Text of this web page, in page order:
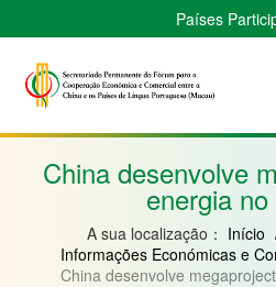
Países
Verde
China desenvolve
energia
A sua localização： Início
Informações Económicas e
China desenvolve